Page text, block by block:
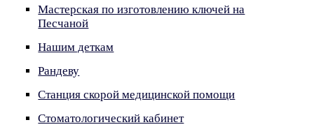
Мастерская по изготовлению ключей на
Песчаной
Нашим деткам
Рандеву
Станция скорой медицинской помощи
Стоматологический кабинет